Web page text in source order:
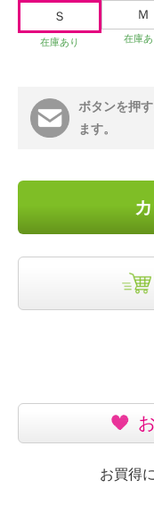
Ｓ
在庫あり
Ｍ
在庫あ
ボタンを押
ます。
お買得